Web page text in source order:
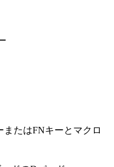
たはFNキーとマクロ